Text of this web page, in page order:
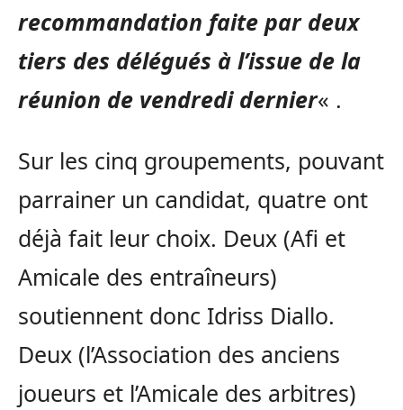
recommandation faite par deux
tiers des délégués à l’issue de la
réunion de vendredi dernier« .
Sur les cinq groupements, pouvant
parrainer un candidat, quatre ont
déjà fait leur choix. Deux (Afi et
Amicale des entraîneurs)
soutiennent donc Idriss Diallo.
Deux (l’Association des anciens
joueurs et l’Amicale des arbitres)